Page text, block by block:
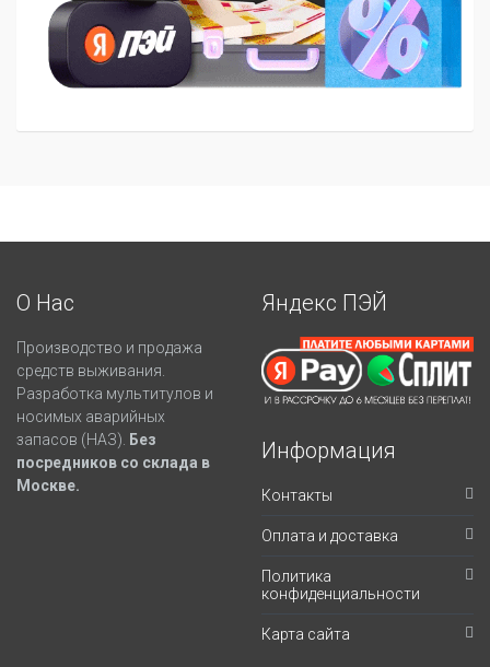
О Нас
Производство и продажа
средств выживания.
Разработка мультитулов и
носимых аварийных
запасов (НАЗ).
Без
посредников со склада в
Москве.
Яндекс ПЭЙ
Информация
Контакты
Оплата и доставка
Политика
конфиденциальности
Карта сайта